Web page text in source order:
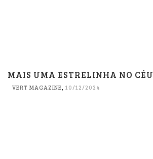
MAIS UMA ESTRELINHA NO CÉU
VERT MAGAZINE, 10/12/2024